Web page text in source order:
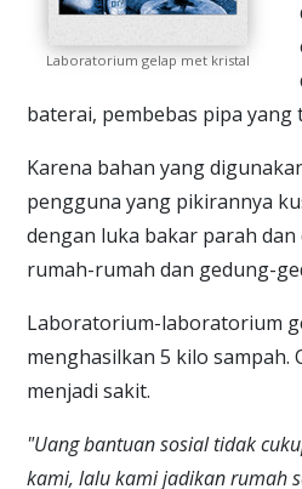
Laboratorium gelap met kristal
baterai, pembebas pipa
Karena bahan yang
pengguna yang pikirannya
dengan luka bakar parah dan
rumah-rumah dan gedung-
Laboratorium-laboratorium
menghasilkan 5 kilo
menjadi sakit.
"Uang bantuan sosial tidak
kami, lalu kami jadikan rumah